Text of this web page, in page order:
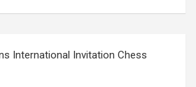
International Invitation Chess